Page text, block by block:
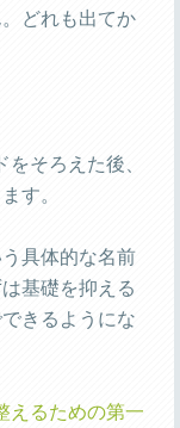
どれも出てか
そろえた後、
す。
具体的な名前
基礎を抑える
きるようにな
えるための第一